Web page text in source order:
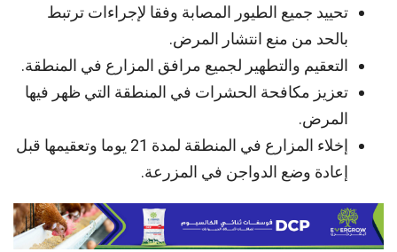
تحييد جميع الطيور المصابة وفقا لإجراءات ترتبط
بالحد من منع انتشار المرض.
التعقيم والتطهير لجميع مرافق المزارع في المنطقة.
تعزيز مكافحة الحشرات في المنطقة التي ظهر فيها
المرض.
إخلاء المزارع في المنطقة لمدة 21 يوما وتعقيمها قبل
إعادة وضع الدواجن في المزرعة.